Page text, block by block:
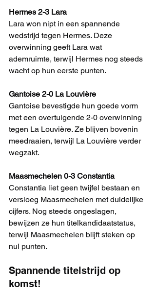
Hermes 2-3 Lara
Lara won nipt in een spannende
wedstrijd tegen Hermes. Deze
overwinning geeft Lara wat
ademruimte, terwijl Hermes nog steeds
wacht op hun eerste punten.
Gantoise 2-0 La Louvière
Gantoise bevestigde hun goede vorm
met een overtuigende 2-0 overwinning
tegen La Louvière. Ze blijven bovenin
meedraaien, terwijl La Louvière verder
wegzakt.
Maasmechelen 0-3 Constantia
Constantia liet geen twijfel bestaan en
versloeg Maasmechelen met duidelijke
cijfers. Nog steeds ongeslagen,
bewijzen ze hun titelkandidaatstatus,
terwijl Maasmechelen blijft steken op
nul punten.
Spannende titelstrijd op
komst!